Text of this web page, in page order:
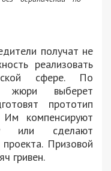
получат не
реализовать
сфере. По
жюри выберет
прототип
Им компенсируют
или сделают
Призовой
гривен.